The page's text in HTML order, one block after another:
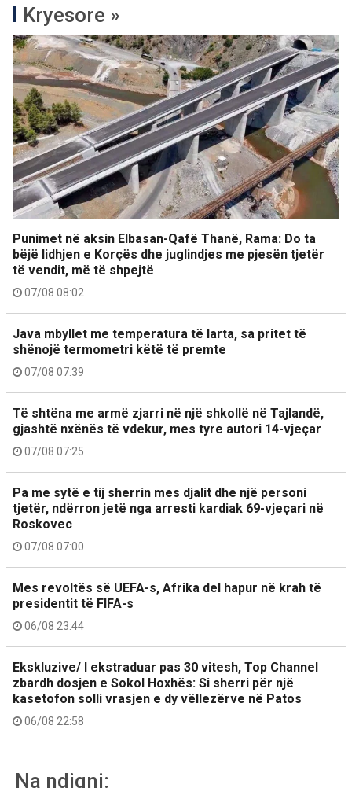
Kryesore »
Punimet në aksin Elbasan-Qafë Thanë, Rama: Do ta
bëjë lidhjen e Korçës dhe juglindjes me pjesën tjetër
të vendit, më të shpejtë
07/08 08:02
Java mbyllet me temperatura të larta, sa pritet të
shënojë termometri këtë të premte
07/08 07:39
Të shtëna me armë zjarri në një shkollë në Tajlandë,
gjashtë nxënës të vdekur, mes tyre autori 14-vjeçar
07/08 07:25
Pa me sytë e tij sherrin mes djalit dhe një personi
tjetër, ndërron jetë nga arresti kardiak 69-vjeçari në
Roskovec
07/08 07:00
Mes revoltës së UEFA-s, Afrika del hapur në krah të
presidentit të FIFA-s
06/08 23:44
Ekskluzive/ I ekstraduar pas 30 vitesh, Top Channel
zbardh dosjen e Sokol Hoxhës: Si sherri për një
kasetofon solli vrasjen e dy vëllezërve në Patos
06/08 22:58
Na ndiqni: